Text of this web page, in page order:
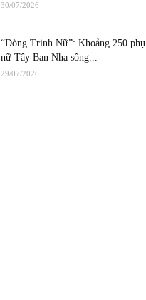
30/07/2026
“Dòng Trinh Nữ”: Khoảng 250 phụ
nữ Tây Ban Nha sống...
29/07/2026